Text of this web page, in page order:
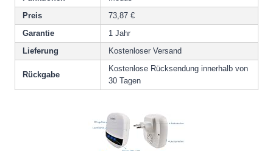
Preis
73,87 €
Garantie
1 Jahr
Lieferung
Kostenloser Versand
Rückgabe
Kostenlose Rücksendung innerhalb von
30 Tagen